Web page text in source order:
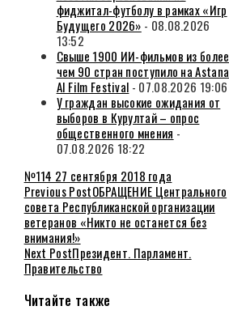
фиджитал-футболу в рамках «Игр
Будущего 2026» - 08.08.2026
13:52
Свыше 1900 ИИ-фильмов из более
чем 90 стран поступило на Astana
AI Film Festival - 07.08.2026 19:06
У граждан высокие ожидания от
выборов в Курултай – опрос
общественного мнения -
07.08.2026 18:22
№114 27 сентября 2018 года
Previous PostОБРАЩЕНИЕ Центрального
совета Республиканской организации
ветеранов «Никто не останется без
внимания!»
Next PostПрезидент. Парламент.
Правительство
Читайте также